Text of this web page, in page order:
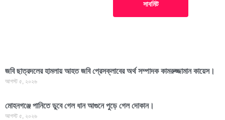
সাবমিট
জবি ছাত্রদলের হামলায় আহত জবি প্রেসক্লাবের অর্থ সম্পাদক কামরুজ্জামান কায়েস।
আগস্ট ৫, ২০২৬
মোহনগঞ্জে পানিতে ডুবে গেল ধান আগুনে পুড়ে গেল দোকান।
আগস্ট ৫, ২০২৬